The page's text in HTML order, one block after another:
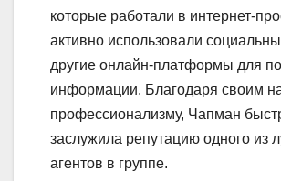
которые работали в интернет-
активно использовали
другие онлайн-платформы для
информации. Благодаря своим
профессионализму, Чапман
заслужила репутацию одного из
агентов в группе.